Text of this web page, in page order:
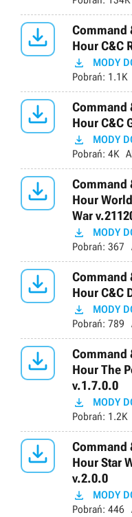

Command
Hour C&C
 MODY
Pobrań: 1.1K

Command
Hour C&C
 MODY
Pobrań: 4K

Command
Hour
War
 MODY
Pobrań: 367

Command
Hour C&C
 MODY
Pobrań: 789

Command
Hour The
v.1.7.0.0
 MODY
Pobrań: 1.2K

Command
Hour Star
v.2.0.0
 MODY
Pobrań: 446